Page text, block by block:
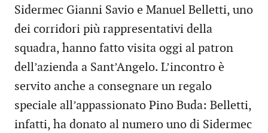
Sidermec Gianni Savio e Manuel Belletti, uno
dei corridori più rappresentativi della
squadra, hanno fatto visita oggi al patron
dell’azienda a Sant’Angelo. L’incontro è
servito anche a consegnare un regalo
speciale all’appassionato Pino Buda: Belletti,
infatti, ha donato al numero uno di Sidermec